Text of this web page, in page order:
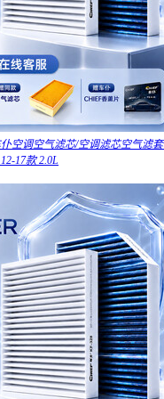
空调空气滤芯/空调滤芯空气滤
17款 2.0L